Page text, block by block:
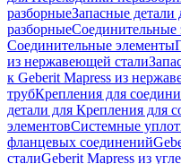
разборныеЗапасные
разборныеСоединительные
Соединительные элементы
из нержавеющей стали
к Geberit Mapress из
трубКрепления для
детали для Крепления для
элементовСистемные
фланцевых соединений
сталиGeberit Mapress из